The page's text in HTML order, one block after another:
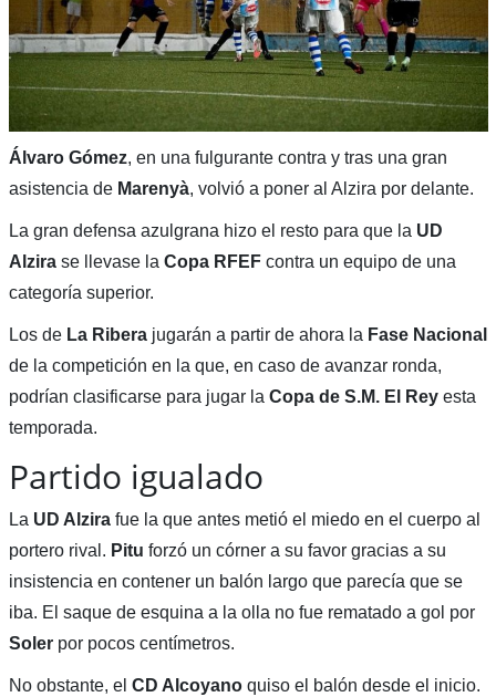
Álvaro Gómez, en una fulgurante contra y tras una gran
asistencia de Marenyà, volvió a poner al Alzira por delante.
La gran defensa azulgrana hizo el resto para que la UD
Alzirase llevase la Copa RFEFcontra un equipo de una
categoría superior.
Los de La Riberajugarán a partir de ahora la Fase Nacional
de la competición en la que, en caso de avanzar ronda,
podrían clasificarse para jugar la Copa de S.M. El Rey esta
temporada.
Partido igualado
La UD Alzirafue la que antes metió el miedo en el cuerpo al
portero rival. Pitu forzó un córner a su favor gracias a su
insistencia en contener un balón largo que parecía que se
iba. El saque de esquina a la olla no fue rematado a gol por
Solerpor pocos centímetros.
No obstante, el CD Alcoyanoquiso el balón desde el inicio.